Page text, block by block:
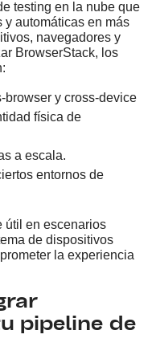
testing en la nube que
y automáticas en más
navegadores y
BrowserStack, los
y cross-device
física de
a escala.
entornos de
útil en escenarios
de dispositivos
la experiencia
pipeline de